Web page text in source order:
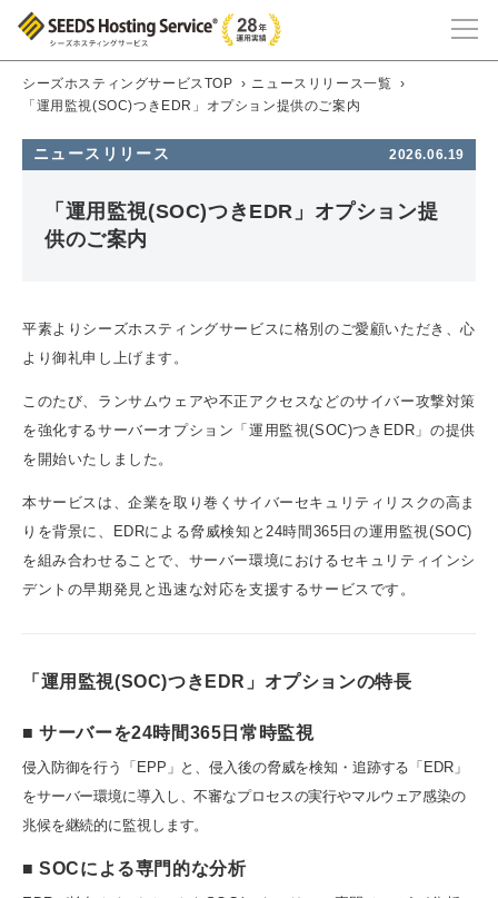
シーズホスティングサービスTOP › ニュースリリース一覧 ›
「運用監視(SOC)つきEDR」オプション提供のご案内
ニュースリリース 2026.06.19
「運用監視(SOC)つきEDR」オプション提
供のご案内
平素よりシーズホスティングサービスに格別のご愛顧いただき、心
より御礼申し上げます。
このたび、ランサムウェアや不正アクセスなどのサイバー攻撃対策
を強化するサーバーオプション「運用監視(SOC)つきEDR」の提供
を開始いたしました。
本サービスは、企業を取り巻くサイバーセキュリティリスクの高ま
りを背景に、EDRによる脅威検知と24時間365日の運用監視(SOC)
を組み合わせることで、サーバー環境におけるセキュリティインシ
デントの早期発見と迅速な対応を支援するサービスです。
「運用監視(SOC)つきEDR」オプションの特長
■ サーバーを24時間365日常時監視
侵入防御を行う「EPP」と、侵入後の脅威を検知・追跡する「EDR」
をサーバー環境に導入し、不審なプロセスの実行やマルウェア感染の
兆候を継続的に監視します。
■ SOCによる専門的な分析